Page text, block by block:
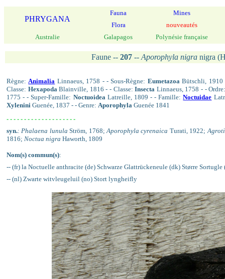
PHRYGANA
Fauna
Mines
Flora
nouveautés
Australie
Galapagos Polynésie française
Faune -- 207-- Aporophyla nigranigra
Règne:Animalia Linnaeus, 1758 - - Sous-Règne: EumetazoaBütschli, 1910
Classe: HexapodaBlainville, 1816 - - Classe:Insecta Linnaeus, 1758 - -
1775 - - Super-Famille: NoctuoideaLatreille, 1809 - - Famille:Noctuidae
Xylenini Guenée, 1837 - - Genre: Aporophyla Guenée 1841
- - - - - - - - - - - - - - - - - - - -
syn.:Phalaena lunula Ström, 1768;Aporophyla cyrenaica Turati, 1922;
1816; Noctua nigra Haworth, 1809
Nom(s) commun(s):
-- (fr) la Noctuelle anthracite (de) Schwarze Glattrückeneule (dk) Større
-- (nl) Zwarte witvleugeluil (no) Stort lyngheifly